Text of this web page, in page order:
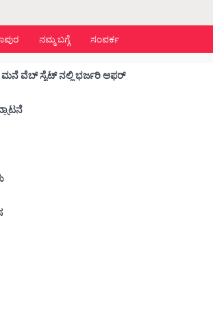
ನಮ್ಮ ಬಗ್ಗೆ ಸಂಪರ್ಕ
ಮನೆ ವೆಬ್ ಸೈಟ್ ನಲ್ಲಿ ಭರ್ಜರಿ ಆಫರ್
ಉದ್ಘಾಟನೆ